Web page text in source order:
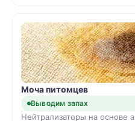
Моча питомцев
Выводим запах
Нейтрализаторы на основе